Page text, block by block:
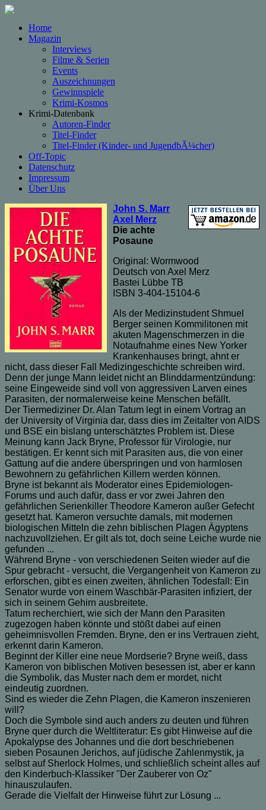
Home
Magazin
Interviews
Filme & Serien
Events
Auszeichnungen
Gewinnspiele
Krimi-Kosmos
Krimi-Datenbank
Autoren-Finder
Titel-Finder
Titel-Finder (Kinder- und JugendbÃ¼cher)
Off-Topic
Datenschutz
Impressum
Über Uns
John S. Marr
Axel Merz
Die achte
Posaune
Original: Wormwood
Deutsch von Axel Merz
Bastei Lübbe TB
ISBN 3-404-15104-6
Als der Medizinstudent Shmuel
Berger seinen Kommilitonen mit
akuten Magenschmerzen in die
Notaufnahme eines New Yorker
Krankenhauses bringt, ahnt er
nicht, dass dieser Fall Medizingeschichte schreiben wird.
Denn der junge Mann leidet nicht an Blinddarmentzündung:
seine Eingeweide sind voll von aggressiven Larven eines
Parasiten, der normalerweise keine Menschen befällt.
Der Tiermediziner Dr. Alan Tatum legt in einem Vortrag an
der University of Virginia dar, dass dies im Zeitalter von AIDS
und BSE ein bislang unterschätztes Problem ist. Diese
Meinung kann Jack Bryne, Professor für Virologie, nur
bestätigen. Er kennt sich mit Parasiten aus, die von einer
Gattung auf die andere überspringen und von harmlosen
Bewohnern zu gefährlichen Killern werden können.
Bryne ist bekannt als Moderator eines Epidemiologen-
Forums und auch dafür, dass er vor zwei Jahren den
gefährlichen Serienkiller Theodore Kameron außer Gefecht
gesetzt hat. Kameron versuchte damals, mit modernen
biologischen Mitteln die zehn biblischen Plagen Ägyptens
nachzuvollziehen. Er gilt als tot, doch seine Leiche wurde nie
gefunden ...
Während Bryne - von verschiedenen Seiten wieder auf die
Spur gebracht - versucht, die Vergangenheit von Kameron zu
erforschen, gibt es einen zweiten, ähnlichen Todesfall: Ein
Senator wurde von einem Waschbär-Parasiten infiziert, der
sich in seinem Gehirn ausbreitete.
Tatum recherchiert, wie sich der Mann den Parasiten
zugezogen haben könnte und stößt dabei auf einen
geheimnisvollen Fremden. Bryne, den er ins Vertrauen zieht,
erkennt darin Kameron.
Beginnt der Killer eine neue Mordserie? Bryne weiß, dass
Kameron von biblischen Motiven besessen ist, aber er kann
die Symbolik, das Muster nach dem er mordet, nicht
eindeutig zuordnen.
Sind es wieder die Zehn Plagen, die Kameron inszenieren
will?
Doch die Symbole sind auch anders zu deuten und führen
Bryne quer durch die Weltliteratur: Es gibt Hinweise auf die
Apokalypse des Johannes und die dort beschriebenen
sieben Posaunen Jerichos, auf jüdische Zahlenmystik, ja
selbst auf Sherlock Holmes, und schließlich scheint alles auf
den Kinderbuch-Klassiker "Der Zauberer von Oz"
hinauszulaufen.
Gerade die Vielfalt der Hinweise führt zur Lösung ...